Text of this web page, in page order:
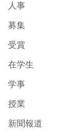
人事
募集
受賞
在学生
学事
授業
新聞報道